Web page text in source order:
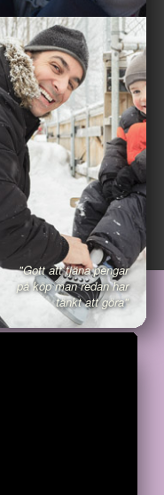
"Gott att tjäna pengar
på köp man redan har
tänkt att göra"